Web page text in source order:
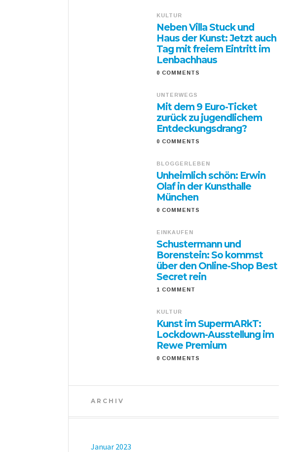
KULTUR
Neben Villa Stuck und
Haus der Kunst: Jetzt auch
Tag mit freiem Eintritt im
Lenbachhaus
0 COMMENTS
UNTERWEGS
Mit dem 9 Euro-Ticket
zurück zu jugendlichem
Entdeckungsdrang?
0 COMMENTS
BLOGGERLEBEN
Unheimlich schön: Erwin
Olaf in der Kunsthalle
München
0 COMMENTS
EINKAUFEN
Schustermann und
Borenstein: So kommst
über den Online-Shop Best
Secret rein
1 COMMENT
KULTUR
Kunst im SupermARkT:
Lockdown-Ausstellung im
Rewe Premium
0 COMMENTS
ARCHIV
Januar 2023